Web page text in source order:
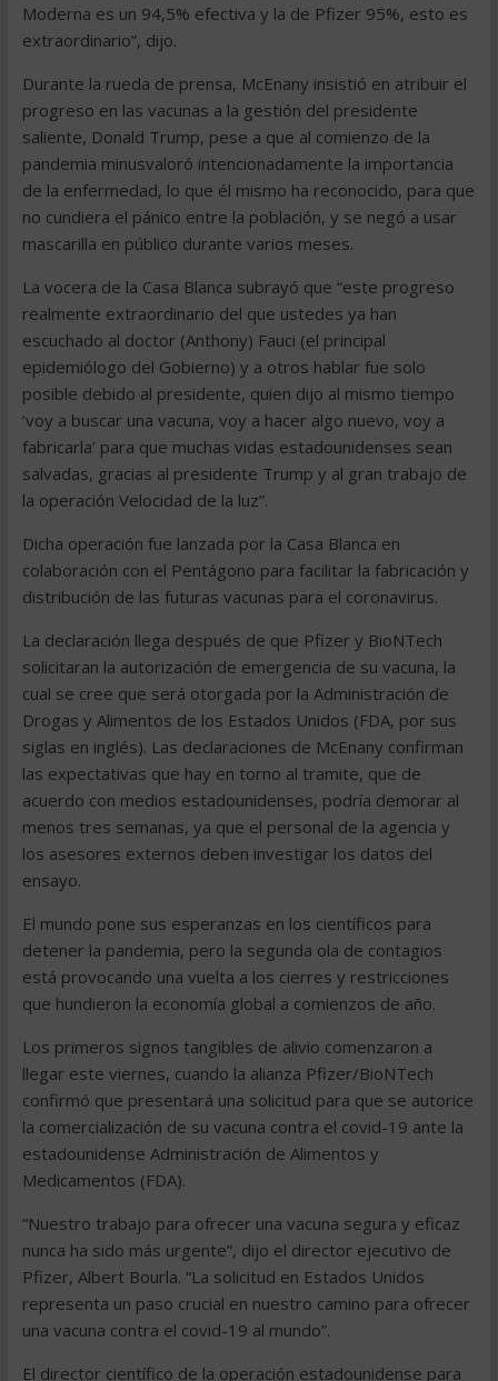
Moderna es un 94,5% efectiva y la de Pfizer 95%, esto es
extraordinario”, dijo.
Durante la rueda de prensa, McEnany insistió en atribuir el
progreso en las vacunas a la gestión del presidente
saliente, Donald Trump, pese a que al comienzo de la
pandemia minusvaloró intencionadamente la importancia
de la enfermedad, lo que él mismo ha reconocido, para que
no cundiera el pánico entre la población, y se negó a usar
mascarilla en público durante varios meses.
La vocera de la Casa Blanca subrayó que “este progreso
realmente extraordinario del que ustedes ya han
escuchado al doctor (Anthony) Fauci (el principal
epidemiólogo del Gobierno) y a otros hablar fue solo
posible debido al presidente, quien dijo al mismo tiempo
‘voy a buscar una vacuna, voy a hacer algo nuevo, voy a
fabricarla’ para que muchas vidas estadounidenses sean
salvadas, gracias al presidente Trump y al gran trabajo de
la operación Velocidad de la luz”.
Dicha operación fue lanzada por la Casa Blanca en
colaboración con el Pentágono para facilitar la fabricación y
distribución de las futuras vacunas para el coronavirus.
La declaración llega después de que Pfizer y BioNTech
solicitaran la autorización de emergencia de su vacuna, la
cual se cree que será otorgada por la Administración de
Drogas y Alimentos de los Estados Unidos (FDA, por sus
siglas en inglés). Las declaraciones de McEnany confirman
las expectativas que hay en torno al tramite, que de
acuerdo con medios estadounidenses, podría demorar al
menos tres semanas, ya que el personal de la agencia y
los asesores externos deben investigar los datos del
ensayo.
El mundo pone sus esperanzas en los científicos para
detener la pandemia, pero la segunda ola de contagios
está provocando una vuelta a los cierres y restricciones
que hundieron la economía global a comienzos de año.
Los primeros signos tangibles de alivio comenzaron a
llegar este viernes, cuando la alianza Pfizer/BioNTech
confirmó que presentará una solicitud para que se autorice
la comercialización de su vacuna contra el covid-19 ante la
estadounidense Administración de Alimentos y
Medicamentos (FDA).
“Nuestro trabajo para ofrecer una vacuna segura y eficaz
nunca ha sido más urgente”, dijo el director ejecutivo de
Pfizer, Albert Bourla. “La solicitud en Estados Unidos
representa un paso crucial en nuestro camino para ofrecer
una vacuna contra el covid-19 al mundo”.
El director científico de la operación estadounidense para